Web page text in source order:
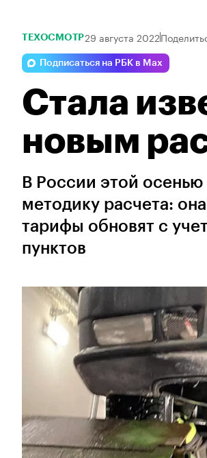
ТЕХОСМОТР29 августа 2022
Подписаться на РБК в Max
Стала
новым
В России этой
методику расчета:
тарифы обновят с
пунктов